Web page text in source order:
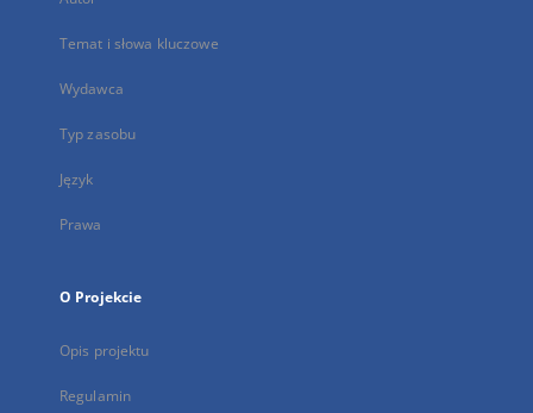
Temat i słowa kluczowe
Wydawca
Typ zasobu
Język
Prawa
O Projekcie
Opis projektu
Regulamin